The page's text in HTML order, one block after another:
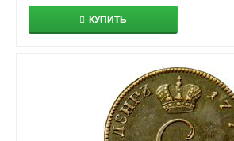
КУПИТЬ